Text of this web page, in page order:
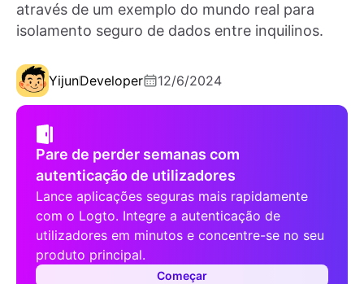
através de um exemplo do mundo real para
isolamento seguro de dados entre inquilinos.
YijunDeveloper 12/6/2024
Pare de perder semanas com
autenticação de utilizadores
Lance aplicações seguras mais rapidamente
com o Logto. Integre a autenticação de
utilizadores em minutos e concentre-se no seu
produto principal.
Começar